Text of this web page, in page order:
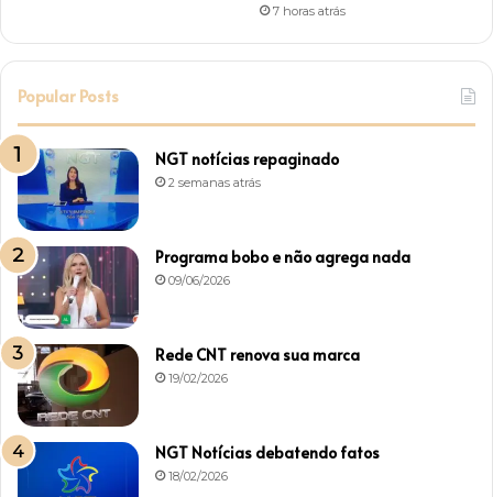
7 horas atrás
Popular Posts
NGT notícias repaginado
2 semanas atrás
Programa bobo e não agrega nada
09/06/2026
Rede CNT renova sua marca
19/02/2026
NGT Notícias debatendo fatos
18/02/2026